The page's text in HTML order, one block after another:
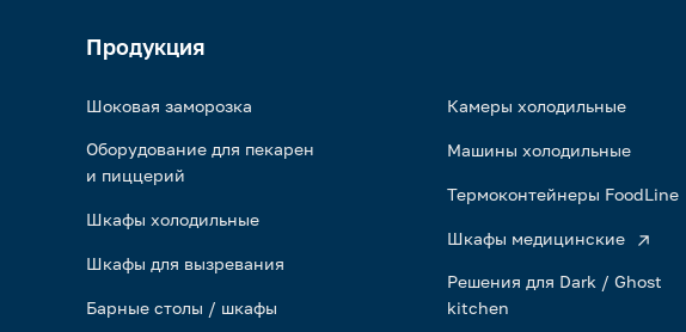
Продукция
Шоковая заморозка
Оборудование для пекарен
и пиццерий
Шкафы холодильные
Шкафы для вызревания
Барные столы / шкафы
Камеры холодильные
Машины холодильные
Термоконтейнеры FoodLine
Шкафы медицинские
Решения для Dark / Ghost
kitchen